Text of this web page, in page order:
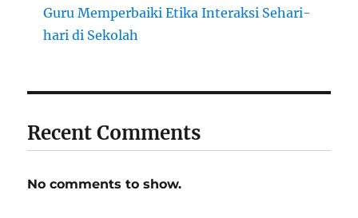
Guru Memperbaiki Etika Interaksi Sehari-
hari di Sekolah
Recent Comments
No comments to show.